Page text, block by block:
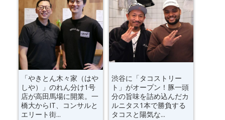
「やきとん木々家（はや
しや）」のれん分け1号
店が高田馬場に開業。一
橋大からIT、コンサルと
エリート街...
渋谷に「タコストリー
ト」がオープン！豚一頭
分の旨味を詰め込んだカ
ルニタス1本で勝負する
タコスと陽気な...